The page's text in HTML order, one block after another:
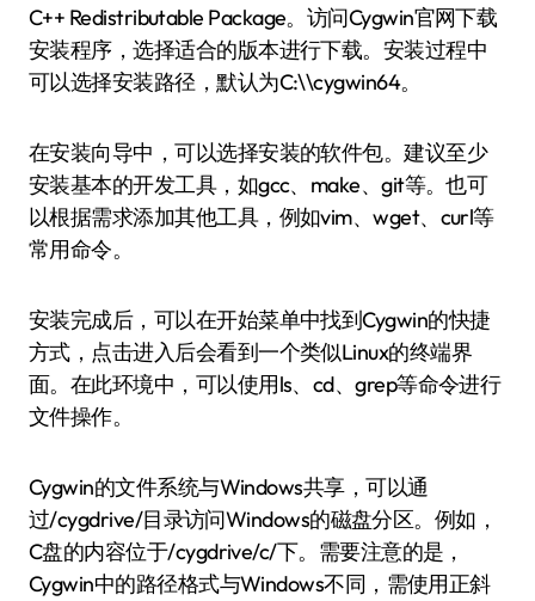
C++ Redistributable Package。访问Cygwin官网下载
安装程序，选择适合的版本进行下载。安装过程中
可以选择安装路径，默认为C:\\cygwin64。
在安装向导中，可以选择安装的软件包。建议至少
安装基本的开发工具，如gcc、make、git等。也可
以根据需求添加其他工具，例如vim、wget、curl等
常用命令。
安装完成后，可以在开始菜单中找到Cygwin的快捷
方式，点击进入后会看到一个类似Linux的终端界
面。在此环境中，可以使用ls、cd、grep等命令进行
文件操作。
Cygwin的文件系统与Windows共享，可以通
过/cygdrive/目录访问Windows的磁盘分区。例如，
C盘的内容位于/cygdrive/c/下。需要注意的是，
Cygwin中的路径格式与Windows不同，需使用正斜